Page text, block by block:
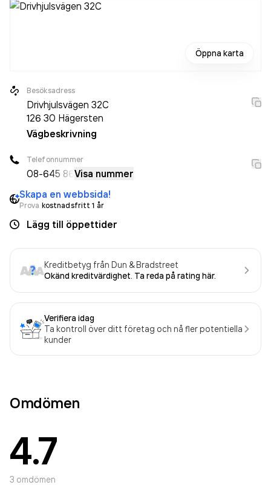
Öppna karta
Besöksadress
Drivhjulsvägen 32C
126 30 Hägersten
Vägbeskrivning
Telefonnummer
08-645 86 Visa nummer
Skapa en webbsida!
Prova kostnadsfritt 1 år
Lägg till öppettider
Kreditbetyg från Dun & Bradstreet
Okänd kreditvärdighet. Ta reda på rating här.
Verifiera idag
Ta kontroll över ditt företag och nå fler potentiella
kunder
Omdömen
4.7
3 omdömen